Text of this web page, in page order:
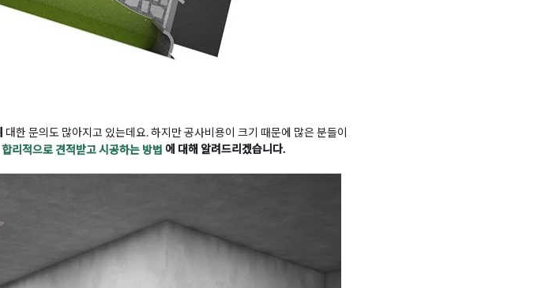
대한 문의도 많아지고 있는데요. 하지만 공사비용이 크기 때문에 많은 분들이
합리적으로 견적받고 시공하는 방법 에 대해 알려드리겠습니다.